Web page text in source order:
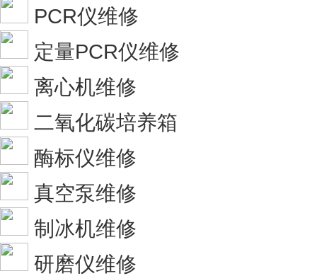
PCR仪维修
定量PCR仪维修
离心机维修
二氧化碳培养箱
酶标仪维修
真空泵维修
制冰机维修
研磨仪维修